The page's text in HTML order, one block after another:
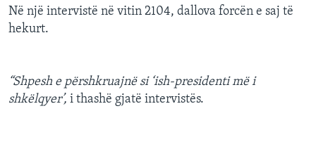
Në një intervistë në vitin 2104, dallova forcën e saj të
hekurt.
“Shpesh e përshkruajnë si ‘ish-presidenti më i
shkëlqyer’, i thashë gjatë intervistës.